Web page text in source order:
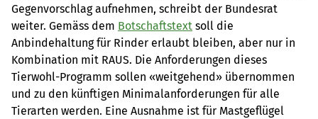
Gegenvorschlag aufnehmen, schreibt der Bundesrat
weiter. Gemäss dem Botschaftstext soll die
Anbindehaltung für Rinder erlaubt bleiben, aber nur in
Kombination mit RAUS. Die Anforderungen dieses
Tierwohl-Programm sollen «weitgehend» übernommen
und zu den künftigen Minimalanforderungen für alle
Tierarten werden. Eine Ausnahme ist für Mastgeflügel